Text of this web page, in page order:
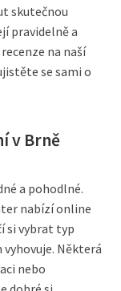
skutečnou
pravidelně a
na naší
se sami o
v Brně
a pohodlné.
nabízí online
si vybrat typ
Některá
nebo